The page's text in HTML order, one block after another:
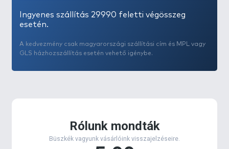
Ingyenes szállítás 29990 feletti végösszeg
esetén.
A kedvezmény csak magyarországi szállítási cím és MPL vagy
GLS házhozszállítás esetén vehető igénybe.